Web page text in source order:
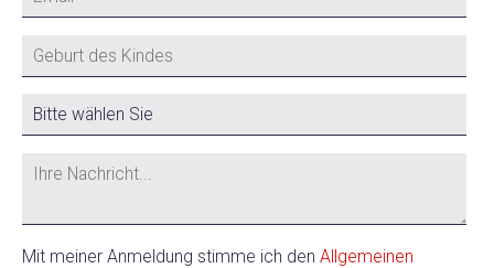
Mit meiner Anmeldung stimme ich den Allgemeinen